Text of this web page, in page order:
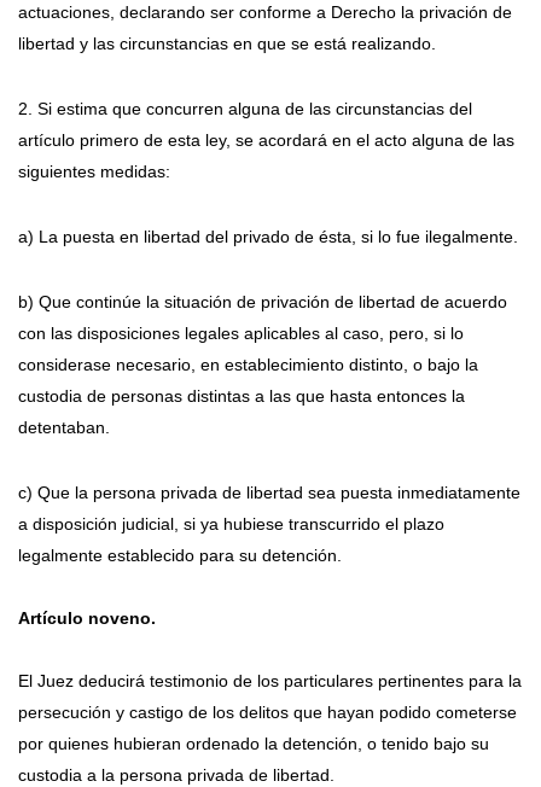
actuaciones, declarando ser conforme a Derecho la privación de
libertad y las circunstancias en que se está realizando.
2. Si estima que concurren alguna de las circunstancias del
artículo primero de esta ley, se acordará en el acto alguna de las
siguientes medidas:
a) La puesta en libertad del privado de ésta, si lo fue ilegalmente.
b) Que continúe la situación de privación de libertad de acuerdo
con las disposiciones legales aplicables al caso, pero, si lo
considerase necesario, en establecimiento distinto, o bajo la
custodia de personas distintas a las que hasta entonces la
detentaban.
c) Que la persona privada de libertad sea puesta inmediatamente
a disposición judicial, si ya hubiese transcurrido el plazo
legalmente establecido para su detención.
Artículo noveno.
El Juez deducirá testimonio de los particulares pertinentes para la
persecución y castigo de los delitos que hayan podido cometerse
por quienes hubieran ordenado la detención, o tenido bajo su
custodia a la persona privada de libertad.